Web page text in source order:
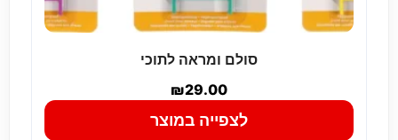
סולם ומראה לתוכי
₪29.00
לצפייה במוצר